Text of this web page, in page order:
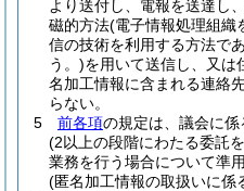
より送付し、電報を送達し
磁的方法(電子情報処理組織
信の技術を利用する方法で
う。)を用いて送信し、又は
名加工情報に含まれる連絡
らない。
5
前各項の規定は、議会に
(2以上の段階にわたる委託
業務を行う場合について準用
(匿名加工情報の取扱いに係